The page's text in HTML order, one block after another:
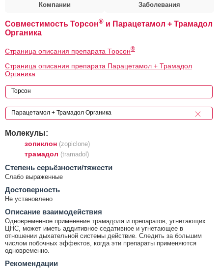
Компании Заболевания
Совместимость Торсон® и Парацетамол + Трамадол
Органика
Страница описания препарата Торсон®
Страница описания препарата Парацетамол + Трамадол
Органика
Молекулы:
зопиклон (zopiclone)
трамадол (tramadol)
Cтепень серьёзности/тяжести
Слабо выраженные
Достоверность
Не установлено
Описание взаимодействия
Одновременное применение трамадола и препаратов, угнетающих
ЦНС, может иметь аддитивное седативное и угнетающее в
отношении дыхательной системы действие. Следить за большим
числом побочных эффектов, когда эти препараты применяются
одновременно.
Рекомендации